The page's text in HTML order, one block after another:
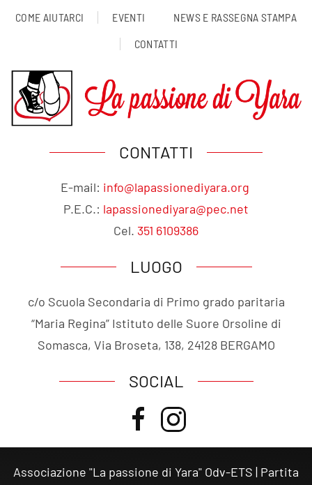
COME AIUTARCI
EVENTI
NEWS E RASSEGNA STAMPA
CONTATTI
CONTATTI
E-mail: info@lapassionediyara.org
P.E.C.: lapassionediyara@pec.net
Cel. 351 6109386
LUOGO
c/o Scuola Secondaria di Primo grado paritaria
“Maria Regina” Istituto delle Suore Orsoline di
Somasca, Via Broseta, 138, 24128 BERGAMO
SOCIAL
Associazione "La passione di Yara" Odv-ETS | Partita